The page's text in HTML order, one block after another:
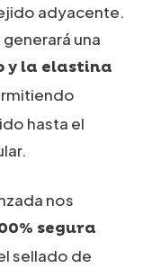
adyacente.
una
y la elastina
hasta el
nos
segura
sellado de